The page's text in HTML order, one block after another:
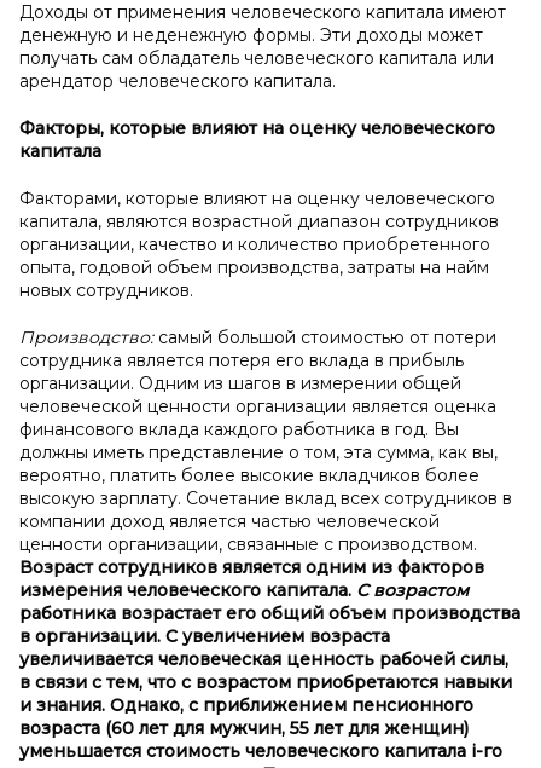
Доходы от применения человеческого капитала имеют
денежную и неденежную формы. Эти доходы может
получать сам обладатель человеческого капитала или
арендатор человеческого капитала.
Факторы, которые влияют на оценку человеческого
капитала
Факторами, которые влияют на оценку человеческого
капитала, являются возрастной диапазон сотрудников
организации, качество и количество приобретенного
опыта, годовой объем производства, затраты на найм
новых сотрудников.
Производство: самый большой стоимостью от потери
сотрудника является потеря его вклада в прибыль
организации. Одним из шагов в измерении общей
человеческой ценности организации является оценка
финансового вклада каждого работника в год. Вы
должны иметь представление о том, эта сумма, как вы,
вероятно, платить более высокие вкладчиков более
высокую зарплату. Сочетание вклад всех сотрудников в
компании доход является частью человеческой
ценности организации, связанные с производством.
Возраст сотрудников является одним из факторов
измерения человеческого капитала. С возрастом
работника возрастает его общий объем производства
в организации. С увеличением возраста
увеличивается человеческая ценность рабочей силы,
в связи с тем, что с возрастом приобретаются навыки
и знания. Однако, с приближением пенсионного
возраста (60 лет для мужчин, 55 лет для женщин)
уменьшается стоимость человеческого капитала i-го